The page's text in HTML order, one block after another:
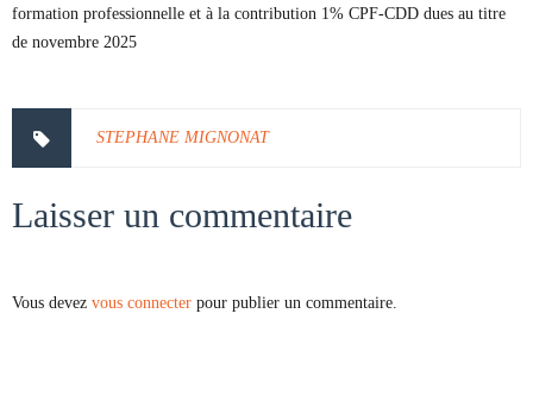
formation professionnelle et à la contribution 1% CPF-CDD dues au titre
de novembre 2025
STEPHANE MIGNONAT
Laisser un commentaire
Vous devez vous connecter pour publier un commentaire.